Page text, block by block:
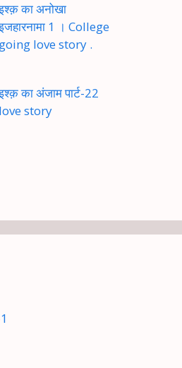
का अनोखा
1 । College
going love story .
का अंजाम पार्ट-22
love story